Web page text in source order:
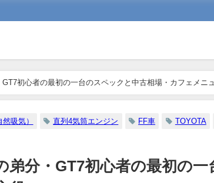
初心者の最初の一台のスペックと中古相場・カフェメニ
然吸気） 直列4気筒エンジン FF車 TOYOTA
弟分・GT7初心者の最初の一